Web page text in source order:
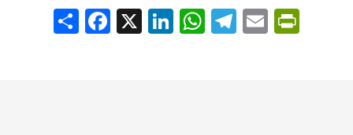
Compartilhar
Facebook
X LinkedInWhatsAppTelegram
Email